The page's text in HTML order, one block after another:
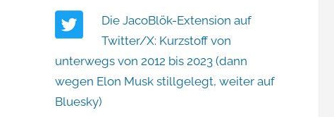
Die JacoBlök-Extension auf
Twitter/X: Kurzstoff von
unterwegs von 2012 bis 2023 (dann
wegen Elon Musk stillgelegt, weiter auf
Bluesky)